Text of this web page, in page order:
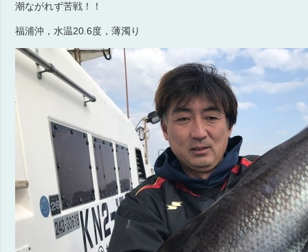
潮ながれず苦戦！！
福浦沖，水温20.6度，薄濁り